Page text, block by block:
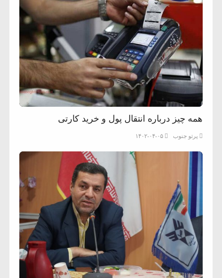
همه چیز درباره انتقال پول و خرید کارتی
پرتو جنوب ۱۴۰۲-۰۴-۰۵